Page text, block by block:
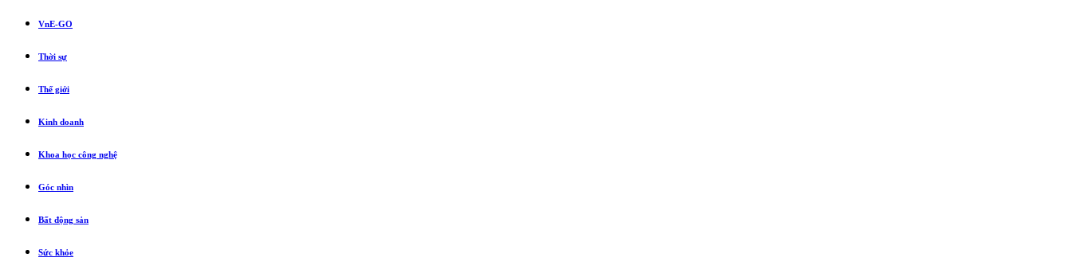
VnE-GO
Thời sự
Thế giới
Kinh doanh
Khoa học công nghệ
Góc nhìn
Bất động sản
Sức khỏe